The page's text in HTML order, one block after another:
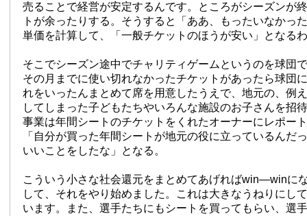
売ることで経営が安定するんです。ところがシーズンが
トが余ったりする。そうすると「ああ、もったいなかっ
単価を計算して、「一般チケットのほうが安い」となる
そこでシーズン途中でチャリティゲームというのを球団
その月までに使い切れなかったチケットがあったら球団
れをいったんまとめて席を用意したうえで、地元の、例
してしまった子どもたちやいろんな施設のお子さんを招
事業は年間シートのチケットをくれたオーナーにレポー
「自分が買った年間シートが地元の役に立っているんだ
いいことをしたな」となる。
こういう小さな社会還元をまとめてあげればwin—winに
して、それをやり始めました。これは大きなうねりにし
います。また、選手たちにもシートを買ってもらい、選